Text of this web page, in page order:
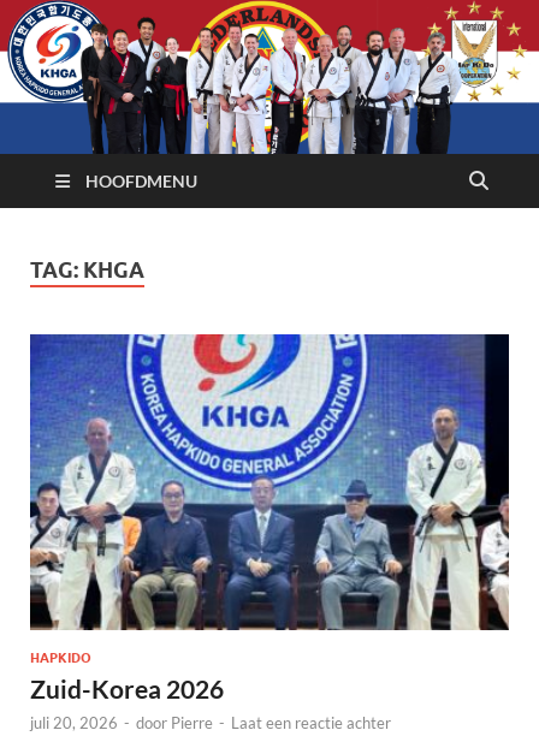
HOOFDMENU
TAG: KHGA
HAPKIDO
Zuid-Korea 2026
juli 20, 2026 - door Pierre - Laat een reactie achter